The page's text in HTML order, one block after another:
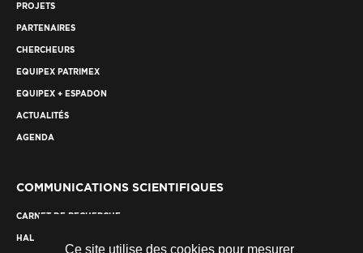
Ce site utilise des cookies pour mesurer
PROJETS
PARTENAIRES
CHERCHEURS
EQUIPEX PATRIMEX
EQUIPEX + ESPADON
ACTUALITÉS
AGENDA
COMMUNICATIONS SCIENTIFIQUES
CARNET DE RECHERCHE
HAL